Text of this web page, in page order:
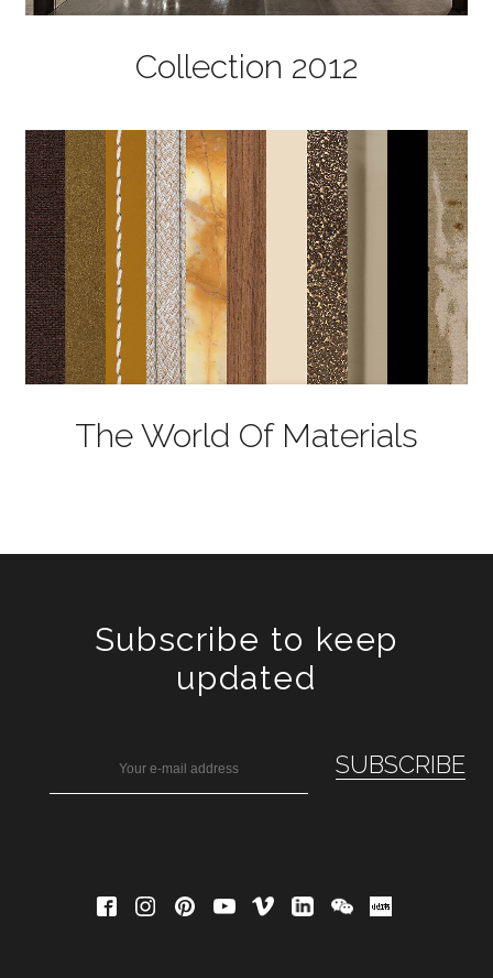
Collection 2012
The World Of Materials
Subscribe to keep
updated